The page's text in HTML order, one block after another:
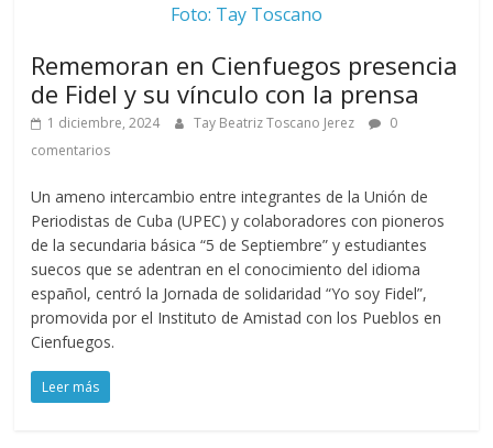
Foto: Tay Toscano
Rememoran en Cienfuegos presencia
de Fidel y su vínculo con la prensa
1 diciembre, 2024 Tay Beatriz Toscano Jerez
0
comentarios
Un ameno intercambio entre integrantes de la Unión de
Periodistas de Cuba (UPEC) y colaboradores con pioneros
de la secundaria básica “5 de Septiembre” y estudiantes
suecos que se adentran en el conocimiento del idioma
español, centró la Jornada de solidaridad “Yo soy Fidel”,
promovida por el Instituto de Amistad con los Pueblos en
Cienfuegos.
Leer más